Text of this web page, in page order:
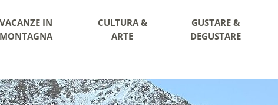
VACANZE IN
MONTAGNA
CULTURA &
ARTE
GUSTARE &
DEGUSTARE